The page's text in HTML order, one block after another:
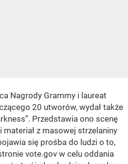
Nagrody Grammy i laureat
20 utworów, wydał także
. Przedstawia ono scenę
z masowej strzelaniny
się prośba do ludzi o to,
vote.gov w celu oddania